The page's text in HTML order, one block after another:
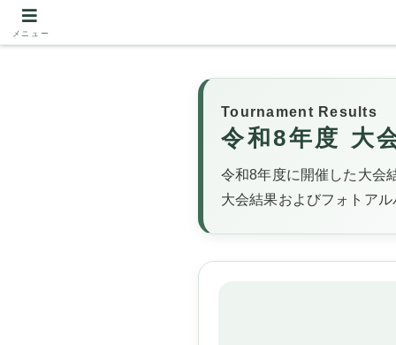
Tournament Results
令和8年度 大
令和8年度に開催した大会
大会結果およびフォトア
メニュー